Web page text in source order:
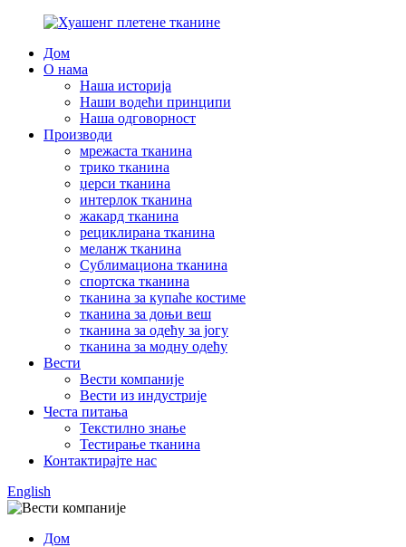
Дом
О нама
Наша историја
Наши водећи принципи
Наша одговорност
Производи
мрежаста тканина
трико тканина
џерси тканина
интерлок тканина
жакард тканина
рециклирана тканина
меланж тканина
Сублимациона тканина
спортска тканина
тканина за купаће костиме
тканина за доњи веш
тканина за одећу за јогу
тканина за модну одећу
Вести
Вести компаније
Вести из индустрије
Честа питања
Текстилно знање
Тестирање тканина
Контактирајте нас
English
Дом